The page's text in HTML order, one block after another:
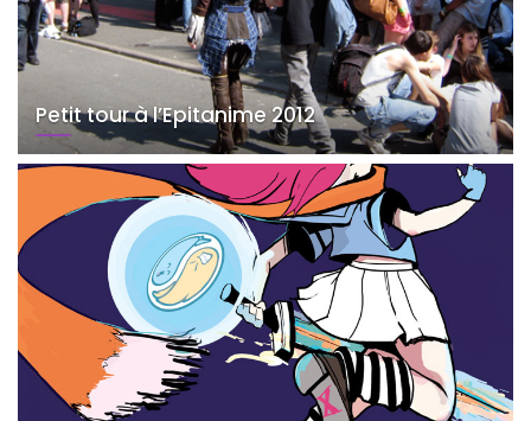
Petit tour à l’Epitanime 2012